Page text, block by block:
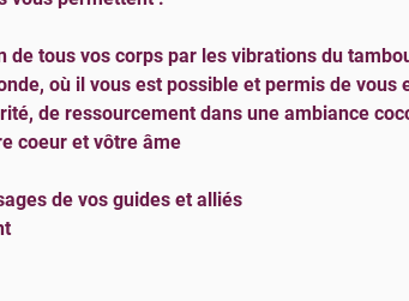
de tous vos corps par les vibrations du
où il vous est possible et permis de vous
de ressourcement dans une ambiance
coeur et vôtre âme
de vos guides et alliés